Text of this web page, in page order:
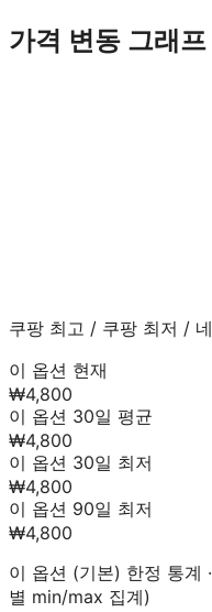
가격 변동 그래프
쿠팡 최고 / 쿠팡 최저 /
이 옵션 현재
₩4,800
이 옵션 30일 평균
₩4,800
이 옵션 30일 최저
₩4,800
이 옵션 90일 최저
₩4,800
이 옵션 (기본) 한정 통계
별 min/max 집계)